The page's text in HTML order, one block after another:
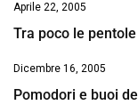
Aprile 22, 2005
Tra poco le
Dicembre 16, 2005
Pomodori e buoi